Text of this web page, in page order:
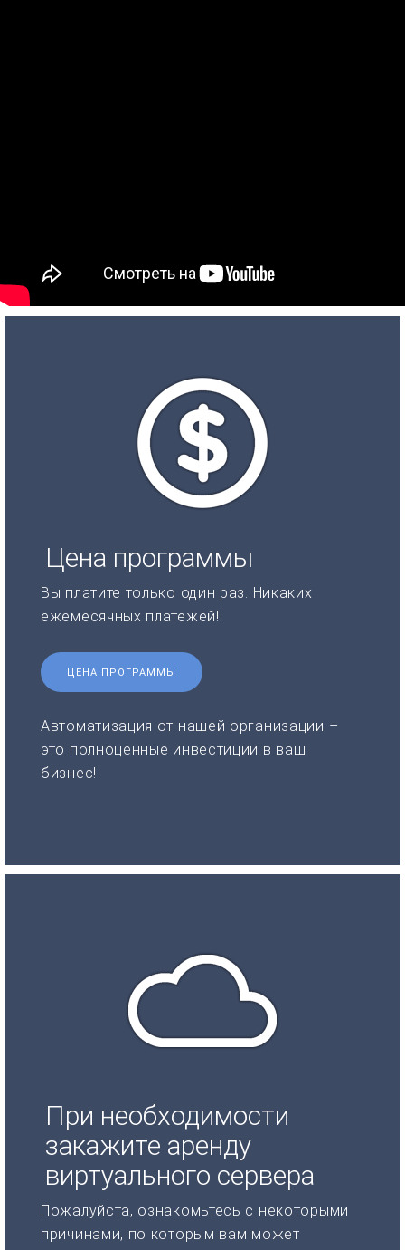
Цена программы
Вы платите только один раз. Никаких
ежемесячных платежей!
ЦЕНА ПРОГРАММЫ
Автоматизация от нашей организации –
это полноценные инвестиции в ваш
бизнес!
При необходимости
закажите аренду
виртуального сервера
Пожалуйста, ознакомьтесь с некоторыми
причинами, по которым вам может